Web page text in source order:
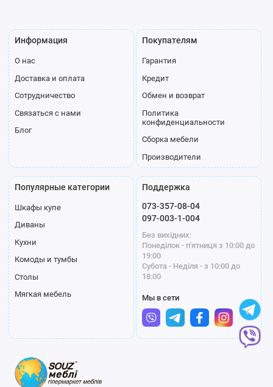
Информация
О нас
Доставка и оплата
Сотрудничество
Связаться с нами
Блог
Покупателям
Гарантия
Кредит
Обмен и возврат
Политика
конфиденциальности
Сборка мебели
Производители
Популярные категории
Шкафы купе
Диваны
Кухни
Комоды и тумбы
Столы
Мягкая мебель
Поддержка
073-357-08-04
097-003-1-004
Без вихідних:
Понеділок - п'ятниця з 10:00 до
19:00
Субота - Неділя - з 10:00 до
18:00
Мы в сети